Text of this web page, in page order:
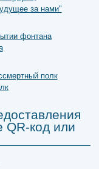
за нами"
QR-код или